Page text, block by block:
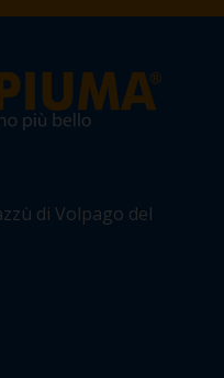
di Volpago del